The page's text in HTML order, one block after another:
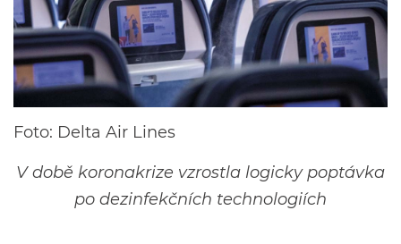
Foto: Delta Air Lines
V době koronakrize vzrostla logicky poptávka
po dezinfekčních technologiích